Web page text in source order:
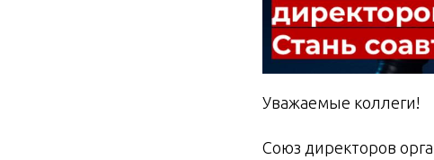
Уважаемые коллеги!
Союз директоров